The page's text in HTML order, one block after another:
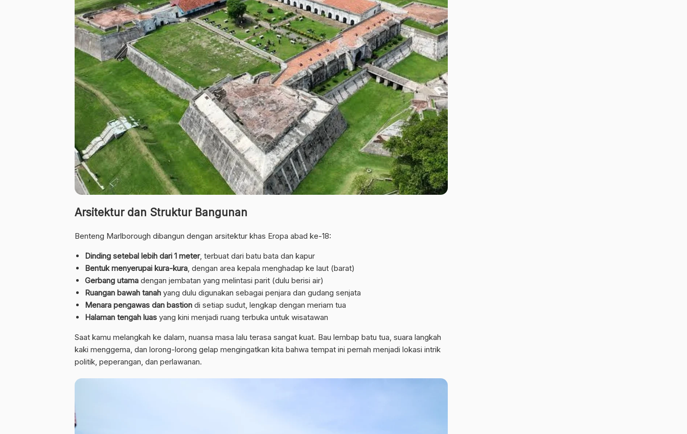
Arsitektur dan Struktur Bangunan
Benteng Marlborough dibangun dengan arsitektur khas Eropa abad ke-18:
Dinding setebal lebih dari 1 meter, terbuat dari batu bata dan kapur
Bentuk menyerupai kura-kura , dengan area kepala menghadap ke laut (barat)
Gerbang utama dengan jembatan yang melintasi parit (dulu berisi air)
Ruangan bawah tanah yang dulu digunakan sebagai penjara dan gudang senjata
Menara pengawas dan bastion di setiap sudut, lengkap dengan meriam tua
Halaman tengah luas yang kini menjadi ruang terbuka untuk wisatawan
Saat kamu melangkah ke dalam, nuansa masa lalu terasa sangat kuat. Bau lembap batu tua, suara langkah
kaki menggema, dan lorong-lorong gelap mengingatkan kita bahwa tempat ini pernah menjadi lokasi intrik
politik, peperangan, dan perlawanan.